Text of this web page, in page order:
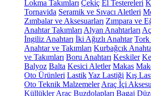
Lokma Takımları Çekiç El Testereleri
Tornavida Seramik ve Sıvacı Aletleri
Zımbalar ve Aksesuarları Zımpara ve
Anahtar Takımları Alyan Anahtarları
İngiliz Anahtarı İki Ağızlı Anahtar Tork
Anahtar ve Takımları Kurbağcık
ve Takımları Boru Anahtarı Keskiler
Balyoz Balta Kesici Aletler Makas
Oto Ürünleri LastikYaz Lastiği Kış
Oto Teknik Malzemeler Araç İçi
Küllükler Araç Buzdolapları Bagaj